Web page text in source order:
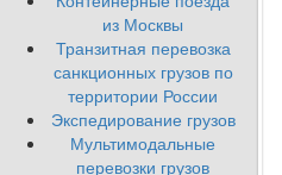
из Москвы
Транзитная перевозка
санкционных грузов по
территории России
Экспедирование грузов
Мультимодальные
перевозки грузов